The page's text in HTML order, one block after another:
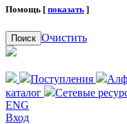
Помощь [ показать ]
Поиск Очистить
Поступления
каталог
Сетевые
ENG
Вход